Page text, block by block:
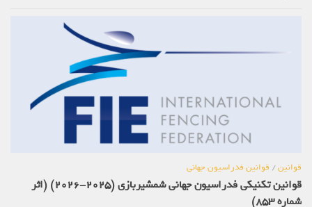
قوانین/قوانین فدراسیون جهانی
قوانین تکنیکی فدراسیون جهانی شمشیربازی (2025-2026) (اثر
شماره 853)